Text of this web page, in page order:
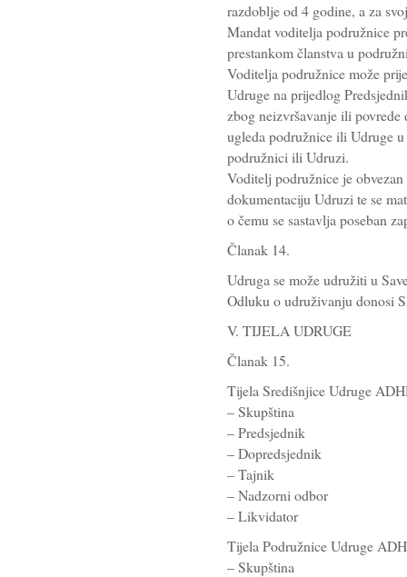
razdoblje od 4 godine, a za
Mandat voditelja podružnice
prestankom članstva u
Voditelja podružnice može
Udruge na prijedlog
zbog neizvršavanje ili
ugleda podružnice ili Udruge
podružnici ili Udruzi.
Voditelj podružnice je
dokumentaciju Udruzi te se
o čemu se sastavlja poseban
Članak 14.
Udruga se može udružiti u
Odluku o udruživanju donosi
V. TIJELA UDRUGE
Članak 15.
Tijela Središnjice Udruge
– Skupština
– Predsjednik
– Dopredsjednik
– Tajnik
– Nadzorni odbor
– Likvidator
Tijela Podružnice Udruge
– Skupština